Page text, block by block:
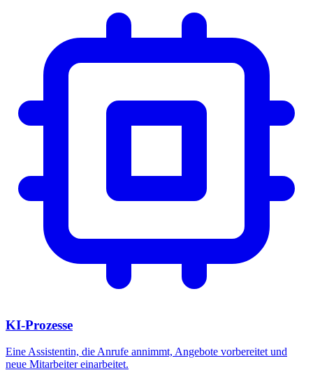
KI-Prozesse
Eine Assistentin, die Anrufe annimmt, Angebote vorbereitet und
neue Mitarbeiter einarbeitet.